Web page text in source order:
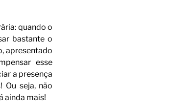
quando o
bastante o
apresentado
esse
a presença
seja, não
ainda mais!